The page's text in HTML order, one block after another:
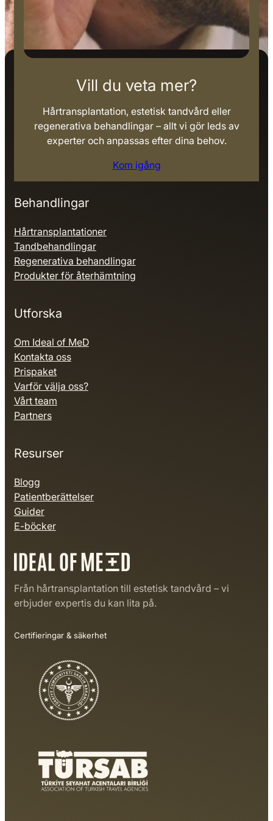
Behandlingar
Hårtransplantationer
Tandbehandlingar
Regenerativa behandlingar
Produkter för återhämtning
Utforska
Om Ideal of MeD
Kontakta oss
Prispaket
Varför välja oss?
Vårt team
Partners
Resurser
Blogg
Patientberättelser
Guider
E-böcker
Vill du veta mer?
Hårtransplantation, estetisk tandvård eller
regenerativa behandlingar – allt vi gör leds av
experter och anpassas efter dina behov.
Kom igång
Från hårtransplantation till estetisk tandvård – vi
erbjuder expertis du kan lita på.
Certifieringar & säkerhet